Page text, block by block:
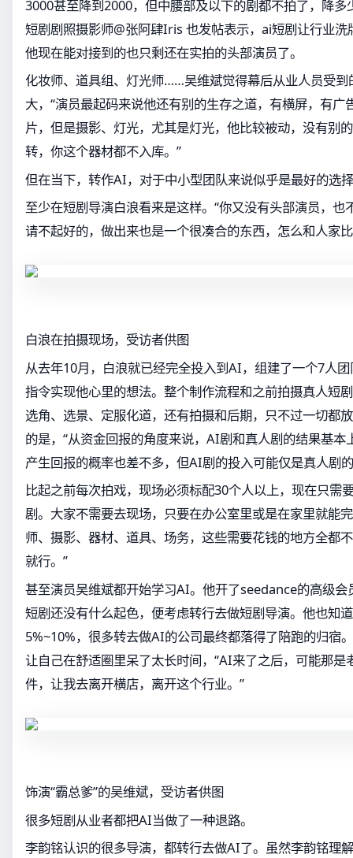
3000甚至降到2000，但中腰部及以下的剧都不拍了，降多
短剧剧照摄影师@张阿肆Iris 也发帖表示，ai短剧让行业洗
他现在能对接到的也只剩还在实拍的头部演员了。
化妆师、道具组、灯光师……吴维斌觉得幕后从业人员受到
大，“演员最起码来说他还有别的生存之道，有横屏，有广
片，但是摄影、灯光，尤其是灯光，他比较被动，没有别
转，你这个器材都不入库。”
但在当下，转作AI，对于中小型团队来说似乎是最好的选
至少在短剧导演白浪看来是这样。“你又没有头部演员，也
请不起好的，做出来也是一个很凑合的东西，怎么和人家
白浪在拍摄现场，受访者供图
从去年10月，白浪就已经完全投入到AI，组建了一个7人
指令实现他心里的想法。整个制作流程和之前拍摄真人短
选角、选景、定服化道，还有拍摄和后期，只不过一切都
的是，“从资金回报的角度来说，AI剧和真人剧的结果基
产生回报的概率也差不多，但AI剧的投入可能仅是真人剧
比起之前每次拍戏，现场必须标配30个人以上，现在只需
剧。大家不需要去现场，只要在办公室里或是在家里就能
师、摄影、器材、道具、场务，这些需要花钱的地方全都
就行。”
甚至演员吴维斌都开始学习AI。他开了seedance的高级会
短剧还没有什么起色，便考虑转行去做短剧导演。他也知
5%~10%，很多转去做AI的公司最终都落得了陪跑的归宿
让自己在舒适圈里呆了太长时间，“AI来了之后，可能那是
件，让我去离开横店，离开这个行业。”
饰演“霸总爹”的吴维斌，受访者供图
很多短剧从业者都把AI当做了一种退路。
李韵铭认识的很多导演，都转行去做AI了。虽然李韵铭理